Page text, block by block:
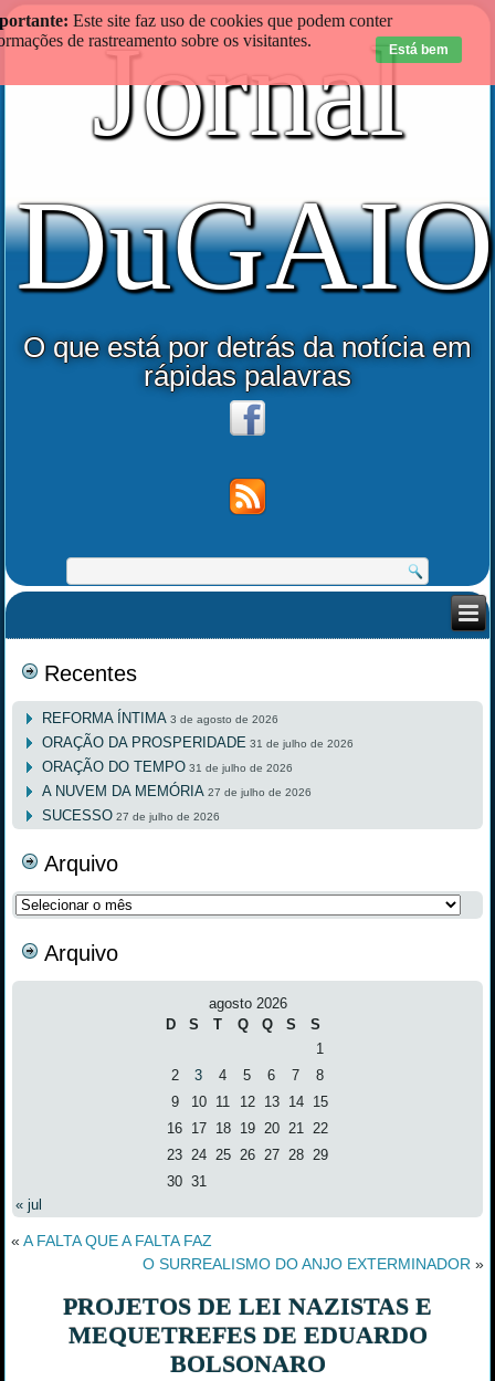
Jornal
DuGAIO
O que está por detrás da notícia em
rápidas palavras
Recentes
REFORMA ÍNTIMA 3 de agosto de 2026
ORAÇÃO DA PROSPERIDADE 31 de julho de 2026
ORAÇÃO DO TEMPO 31 de julho de 2026
A NUVEM DA MEMÓRIA 27 de julho de 2026
SUCESSO 27 de julho de 2026
Arquivo
Arquivo
Arquivo
agosto 2026
D
S T Q Q S
S
1
2
3 4 5 6 7
8
9
10 11 12 13 14
15
16 17 18 19 20 21
22
23 24 25 26 27 28
29
30 31
« jul
«A FALTA QUE A FALTA FAZ
O SURREALISMO DO ANJO EXTERMINADOR »
PROJETOS DE LEI NAZISTAS E
MEQUETREFES DE EDUARDO
BOLSONARO
Este site faz uso de cookies que podem conter
de rastreamento sobre os visitantes.
Está bem